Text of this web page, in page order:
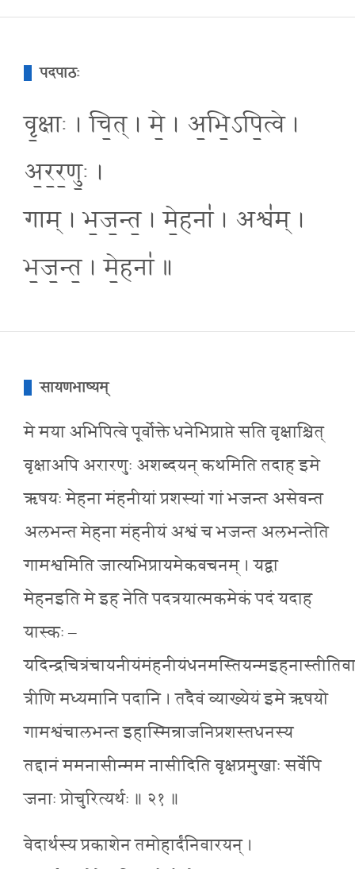
पदपाठः
वृ॒क्षाः । चि॒त् । मे॒ । अ॒भि॒ऽपि॒त्वे ।
अ॒र॒र॒णुः॒ ।
गाम् । भ॒ज॒न्त॒ । मे॒हना॑ । अश्व॑म् ।
भ॒ज॒न्त॒ । मे॒हना॑ ॥
सायणभाष्यम्
मे मया अभिपित्वे पूर्वोक्ते धनेभिप्राप्ते सति वृक्षाश्चित्
वृक्षाअपि अरारणुः अशब्दयन् कथमिति तदाह इमे
ऋषयः मेहना मंहनीयां प्रशस्यां गां भजन्त असेवन्त
अलभन्त मेहना मंहनीयं अश्वं च भजन्त अलभन्तेति
गामश्वमिति जात्यभिप्रायमेकवचनम् । यद्वा
मेहनइति मे इह नेति पदत्रयात्मकमेकं पदं यदाह
यास्कः –
यदिन्द्रचित्रंचायनीयंमंहनीयंधनमस्तियन्मइहनास्तीतिवा
त्रीणि मध्यमानि पदानि । तदैवं व्याख्येयं इमे ऋषयो
गामश्वंचालभन्त इहास्मिन्राजनिप्रशस्तधनस्य
तद्दानं ममनासीन्मम नासीदिति वृक्षप्रमुखाः सर्वेपि
जनाः प्रोचुरित्यर्थः ॥ २१ ॥
वेदार्थस्य प्रकाशेन तमोहार्दंनिवारयन् ।